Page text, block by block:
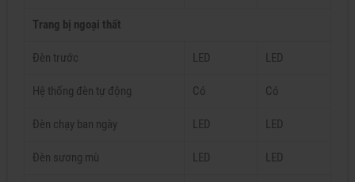
Trang bị ngoại thất
Đèn trước LED LED
Hệ thống đèn tự động Có Có
Đèn chạy ban ngày LED LED
Đèn sương mù LED LED